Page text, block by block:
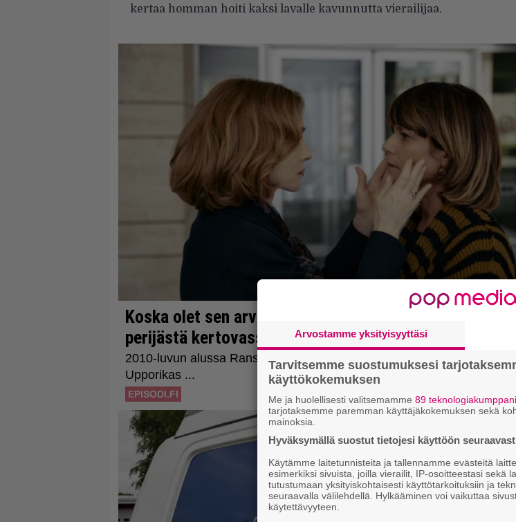
kertaa homman hoiti kaksi lavalle kavunnutta vierailijaa.
Arvostamme yksityisyyttäsi
Tarvitsemme suostumuksesi
käyttökokemuksen
Me ja huolellisesti valitsemamme 89
tarjotaksemme paremman käyttäjäkokemuksen sekä
mainoksia.
Hyväksymällä suostut tietojesi käyttöön
Käytämme laitetunnisteita ja tallennamme evästeitä
esimerkiksi sivuista, joilla vierailit, IP-osoitteestasi sekä
tutustumaan yksityiskohtaisesti käyttötarkoituksiin ja
seuraavalla välilehdellä. Hylkääminen voi vaikuttaa
käytettävyyteen.